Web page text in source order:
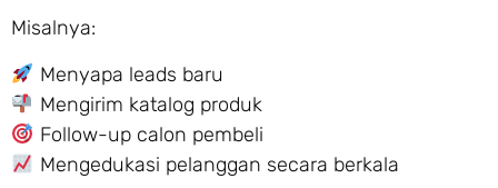
Misalnya:
Menyapa leads baru
Mengirim katalog produk
Follow-up calon pembeli
Mengedukasi pelanggan secara berkala